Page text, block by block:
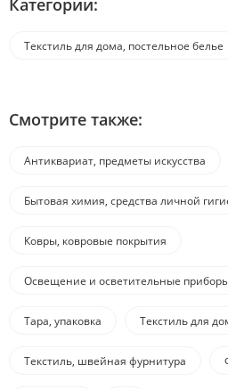
Категории:
Текстиль для дома, постельное белье
Смотрите также:
Антиквариат, предметы искусства
Бытовая химия, средства личной
Ковры, ковровые покрытия
Освещение и осветительные
Тара, упаковка Текстиль для
Текстиль, швейная фурнитура